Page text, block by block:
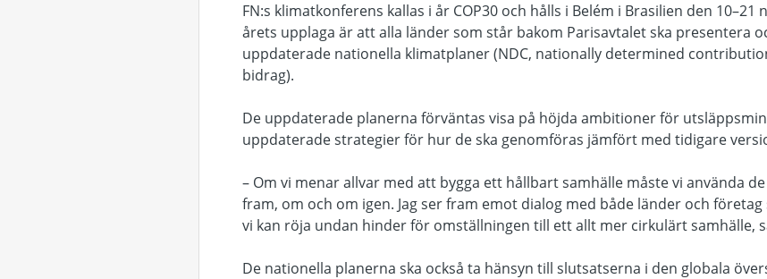
FN:s klimatkonferens kallas i år COP30 och hålls i Belém i Brasilien den
årets upplaga är att alla länder som står bakom Parisavtalet ska presentera
uppdaterade nationella klimatplaner (NDC, nationally determined
bidrag).
De uppdaterade planerna förväntas visa på höjda ambitioner för
uppdaterade strategier för hur de ska genomföras jämfört med tidigare
– Om vi menar allvar med att bygga ett hållbart samhälle måste vi använda
fram, om och om igen. Jag ser fram emot dialog med både länder och
vi kan röja undan hinder för omställningen till ett allt mer cirkulärt samhälle,
De nationella planerna ska också ta hänsyn till slutsatserna i den globala